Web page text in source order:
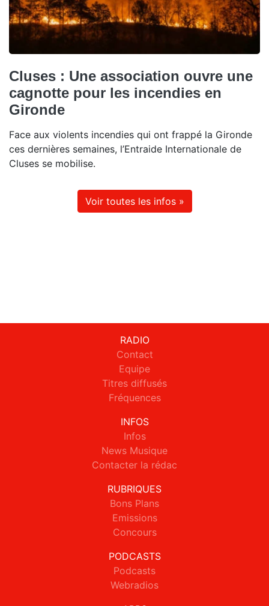
Cluses : Une association ouvre une
cagnotte pour les incendies en
Gironde
Face aux violents incendies qui ont frappé la Gironde
ces dernières semaines, l’Entraide Internationale de
Cluses se mobilise.
Voir toutes les infos »
RADIO
Contact
Equipe
Titres diffusés
Fréquences
INFOS
Infos
News Musique
Contacter la rédac
RUBRIQUES
Bons Plans
Emissions
Concours
PODCASTS
Podcasts
Webradios